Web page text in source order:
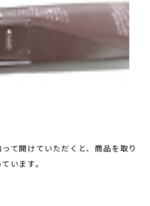
て開けていただくと、商品を取り
います。